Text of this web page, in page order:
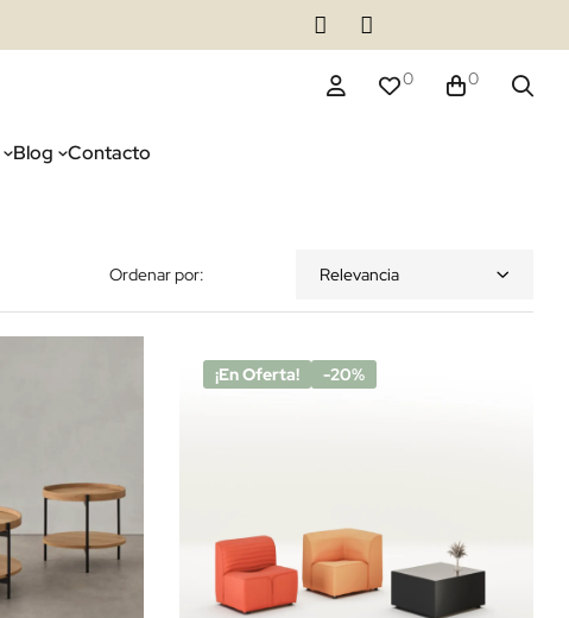
0 0
Blog Contacto
Ordenar por: Relevancia
¡En Oferta! -20%